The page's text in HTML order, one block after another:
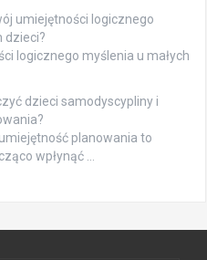
umiejętności logicznego
dzieci?
logicznego myślenia u małych
dzieci samodyscypliny i
planowania to
wpłynąć …